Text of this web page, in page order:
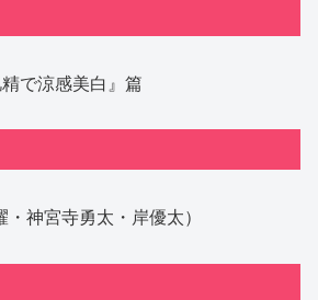
で涼感美白』篇
神宮寺勇太・岸優太）